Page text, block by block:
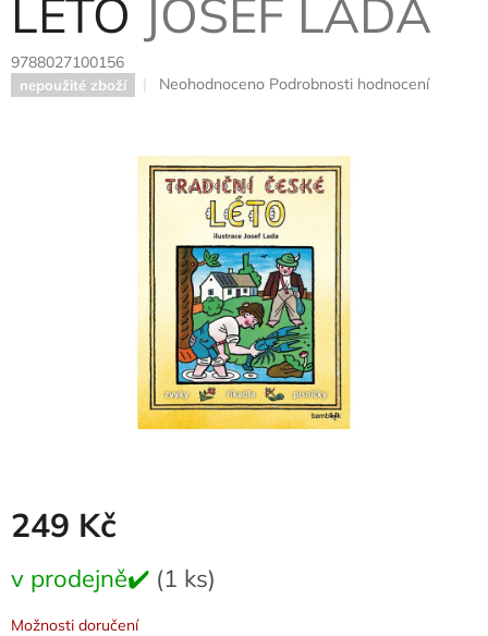
LÉTO JOSEF LADA
9788027100156
nepoužité zboží
Průměrné
0,0
z
hvězdiček.
Neohodnoceno Podrobnosti hodnocení
249 Kč
cena:
v prodejně✔️ (1 ks)
Možnosti doručení